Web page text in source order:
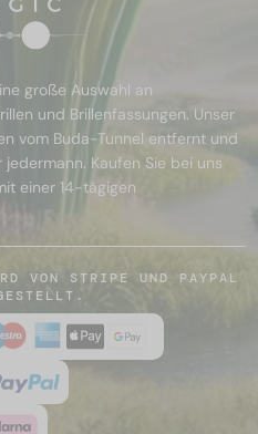
große Auswahl an
und Brillenfassungen. Unser
vom Buda-Tunnel entfernt und
Kaufen Sie bei uns
einer 14-tägigen
VON STRIPE UND PAYPAL